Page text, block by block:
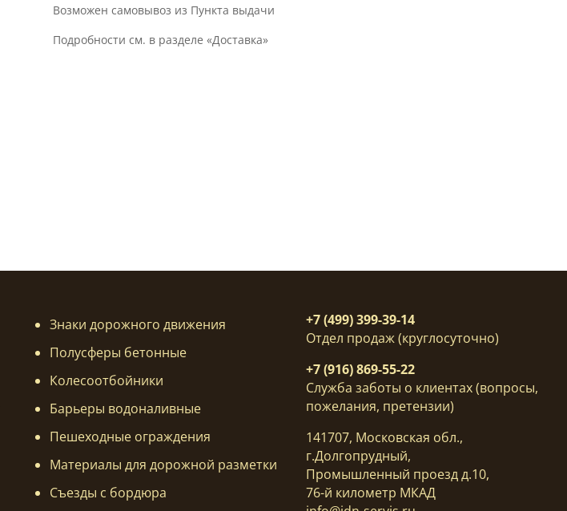
Возможен самовывоз из Пункта выдачи
Подробности см. в разделе «Доставка»
Знаки дорожного движения
Полусферы бетонные
Колесоотбойники
Барьеры водоналивные
Пешеходные ограждения
Материалы для дорожной разметки
Съезды с бордюра
+7 (499) 399-39-14
Отдел продаж (круглосуточно)
+7 (916) 869-55-22
Служба заботы о клиентах (вопросы,
пожелания, претензии)
141707, Московская обл.,
г.Долгопрудный,
Промышленный проезд д.10,
76-й километр МКАД